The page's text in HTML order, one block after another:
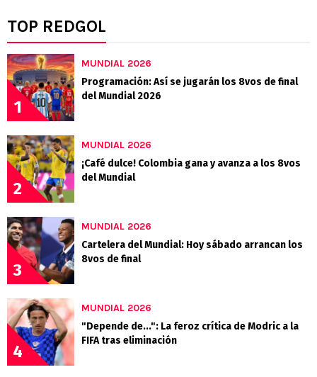
TOP REDGOL
1
MUNDIAL 2026
Programación: Así se jugarán los 8vos de final
del Mundial 2026
2
MUNDIAL 2026
¡Café dulce! Colombia gana y avanza a los 8vos
del Mundial
3
MUNDIAL 2026
Cartelera del Mundial: Hoy sábado arrancan los
8vos de final
4
MUNDIAL 2026
"Depende de...": La feroz crítica de Modric a la
FIFA tras eliminación